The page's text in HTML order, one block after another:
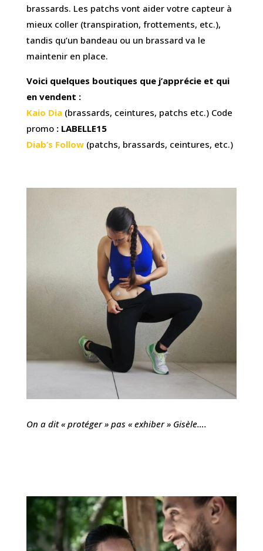
brassards. Les patchs vont aider votre capteur à
mieux coller (transpiration, frottements, etc.),
tandis qu’un bandeau ou un brassard va le
maintenir en place.
Voici quelques boutiques que j’apprécie et qui
en vendent :
Kaio Dia(brassards, ceintures, patchs etc.) Code
promo : LABELLE15
Diab’s Follow (patchs, brassards, ceintures, etc.)
On a dit « protéger » pas « exhiber » Gisèle….